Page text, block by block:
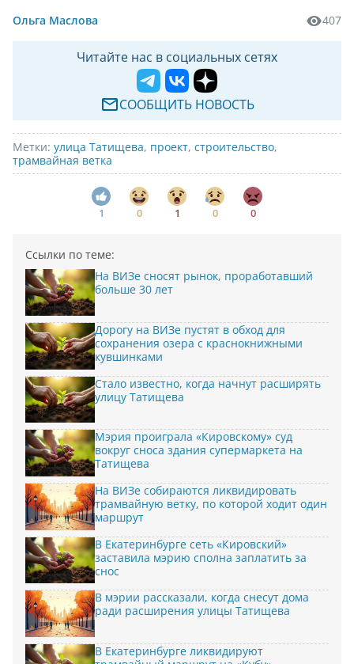
Ольга Маслова 407
Читайте нас в социальных сетях
СООБЩИТЬ НОВОСТЬ
Метки: улица Татищева, проект, строительство,
трамвайная ветка
1 0 1 0 0
Ссылки по теме:
На ВИЗе сносят рынок, проработавший
больше 30 лет
Дорогу на ВИЗе пустят в обход для
сохранения озера с краснокнижными
кувшинками
Стало известно, когда начнут расширять
улицу Татищева
Мэрия проиграла «Кировскому» суд
вокруг сноса здания супермаркета на
Татищева
На ВИЗе собираются ликвидировать
трамвайную ветку, по которой ходит один
маршрут
В Екатеринбурге сеть «Кировский»
заставила мэрию сполна заплатить за
снос
В мэрии рассказали, когда снесут дома
ради расширения улицы Татищева
В Екатеринбурге ликвидируют